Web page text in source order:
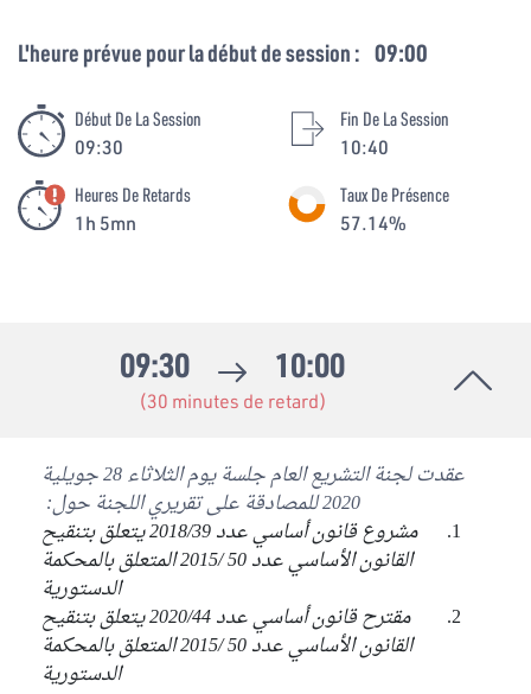
L'heure prévue pour la début de session : 09:00
Début De La Session
09:30
Fin De La Session
10:40
Heures De Retards
1h 5mn
Taux De Présence
57.14%
09:30 10:00
(30 minutes de retard)
عقدت لجنة التشريع العام جلسة يوم الثلاثاء 28 جويلية
2020 للمصادقة على تقريري اللجنة حول:
مشروع قانون أساسي عدد 2018/39 يتعلق بتنقيح
القانون الأساسي عدد 50 /2015 المتعلق بالمحكمة
الدستورية
مقترح قانون أساسي عدد 2020/44 يتعلق بتنقيح
القانون الأساسي عدد 50 /2015 المتعلق بالمحكمة
الدستورية